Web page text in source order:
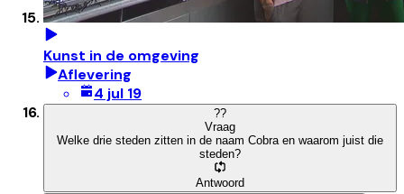
Kunst in de omgeving
Aflevering
4 jul 19
??
Vraag
Welke drie steden zitten in de naam Cobra en waarom juist die
steden?
Antwoord